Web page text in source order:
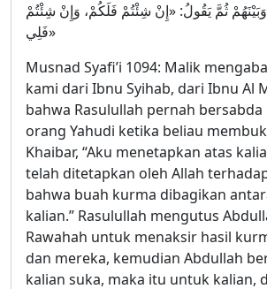
ثُمَّ يَقُولُ: «إِنْ شِئْتُمْ فَلَكُمْ، وَإِنْ شِئْتُمْ
فَلِي»
Musnad Syafi’i 1094: Malik
kami dari Ibnu Syihab, dari Ibnu Al
bahwa Rasulullah pernah
orang Yahudi ketika beliau
Khaibar, “Aku menetapkan atas
telah ditetapkan oleh Allah
bahwa buah kurma dibagikan
kalian.” Rasulullah mengutus
Rawahah untuk menaksir hasil
dan mereka, kemudian Abdullah
kalian suka, maka itu untuk kalian,